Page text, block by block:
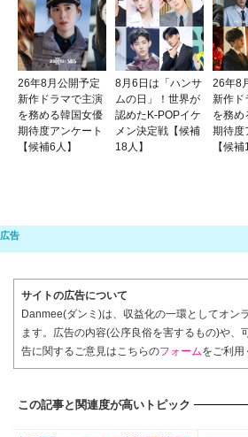
26年8月公開予定
新作ドラマで主演
を務める韓国女優
期待度アンケート
【候補6人】
8月6日は「ハンサ
ムの日」！世界が
認めたK-POPイケ
メン決定戦【候補
18人】
26年8
新作ド
を務め
期待度
【候補
サイトの広告について
Danmee(ダンミ)は、収益化の一環としてオン
ます。広告の内容(公序良俗を害するもの)や、
告に関するご意見はこちらのフォームをご利用
この記事と関連度が高いトピック